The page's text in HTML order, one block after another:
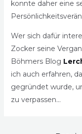
konnte daher eine
Wer sich dafür
Zocker seine
Böhmers Blog
ich auch erfahren,
gegründet wurde,
zu verpassen…